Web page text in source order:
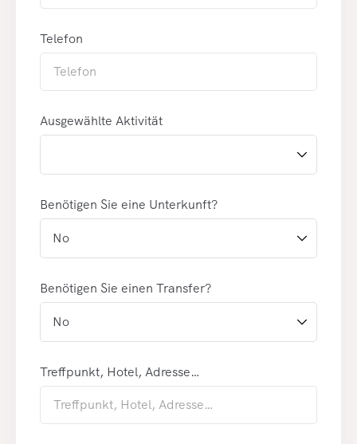
Telefon
Ausgewählte Aktivität
Benötigen Sie eine Unterkunft?
Benötigen Sie einen Transfer?
Treffpunkt, Hotel, Adresse…